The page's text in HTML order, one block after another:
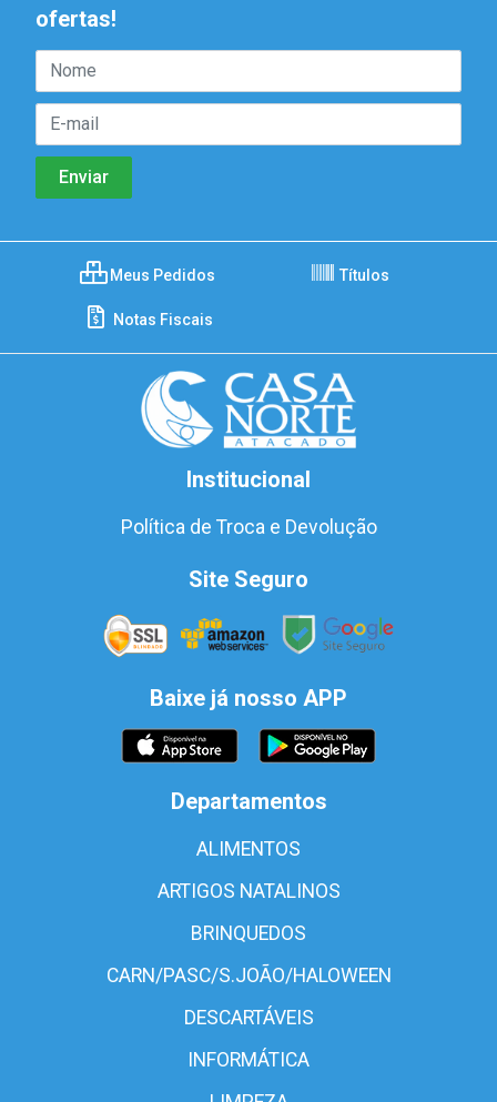
ofertas!
Meus Pedidos Títulos
Notas Fiscais
Institucional
Política de Troca e Devolução
Site Seguro
Baixe já nosso APP
Departamentos
ALIMENTOS
ARTIGOS NATALINOS
BRINQUEDOS
CARN/PASC/S.JOÃO/HALOWEEN
DESCARTÁVEIS
INFORMÁTICA